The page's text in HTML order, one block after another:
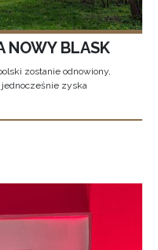
NOWY BLASK
zostanie odnowiony,
zyska